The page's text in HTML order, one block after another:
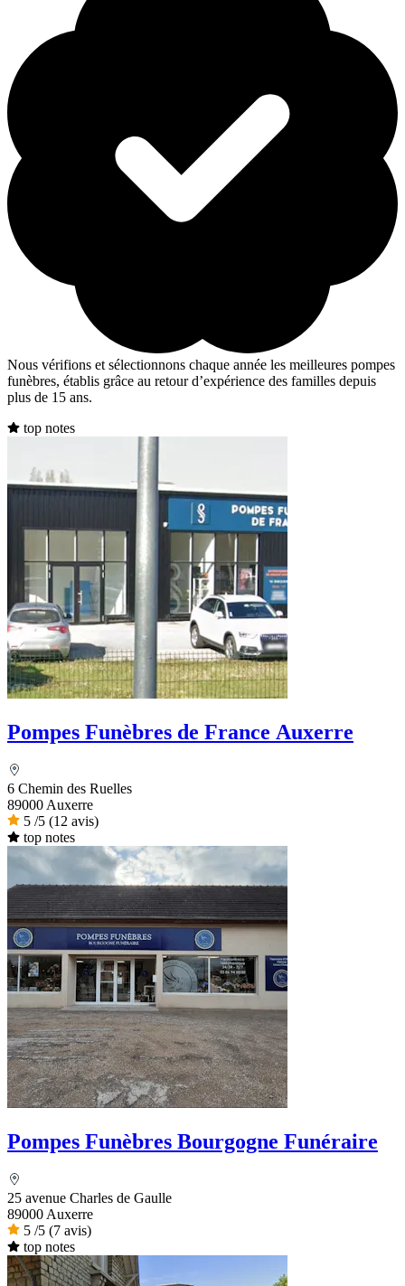
Nous vérifions et sélectionnons chaque année les meilleures pompes
funèbres, établis grâce au retour d’expérience des familles depuis
plus de 15 ans.
top notes
Pompes Funèbres de France Auxerre
6 Chemin des Ruelles
89000 Auxerre
5 /5 (12 avis)
top notes
Pompes Funèbres Bourgogne Funéraire
25 avenue Charles de Gaulle
89000 Auxerre
5 /5 (7 avis)
top notes